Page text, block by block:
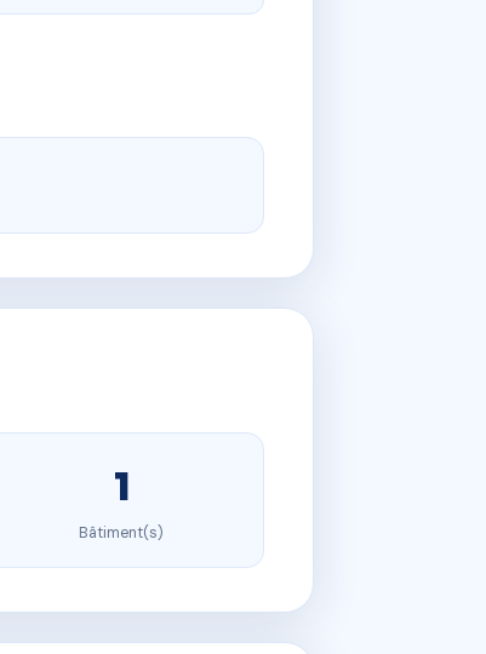
1
Bâtiment(s)